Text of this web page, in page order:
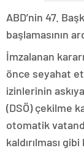
ABD’nin 47.
başlamasının
İmzalanan
önce seyahat
izinlerinin
(DSÖ) çekilme
otomatik
kaldırılması